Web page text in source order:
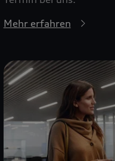
Mehr erfahren